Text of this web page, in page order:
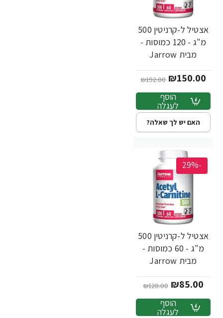
אצטיל ל-קרניטין 500
מ"ג - 120 כמוסות -
מבית Jarrow
₪150.00
₪192.00
הוסף
לעגלה
האם יש לך שאלה?
-29%
אצטיל ל-קרניטין 500
מ"ג - 60 כמוסות -
מבית Jarrow
₪85.00
₪120.00
הוסף
לעגלה